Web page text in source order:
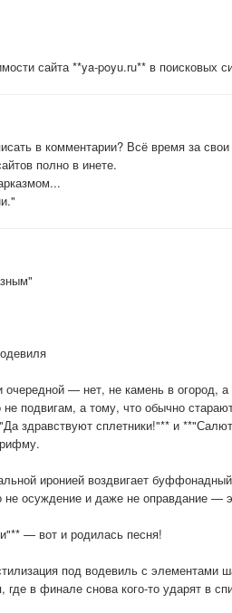
сайта **ya-poyu.ru** в поисковых
в комментарии? Всё время за
полно в инете.
— нет, не камень в огород, а
подвигам, а тому, что обычно
здравствуют сплетники!"** и
рифму.
иронией воздвигает
осуждение и даже не оправдание —
— вот и родилась песня!
под водевиль с элементами
в финале снова кого-то ударят в